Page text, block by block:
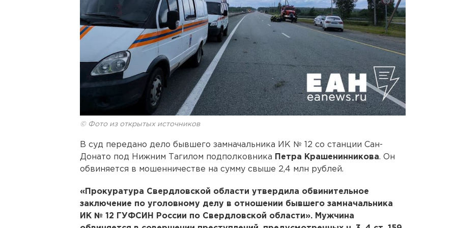
© Фото из открытых источников
В суд передано дело бывшего замначальника ИК № 12 со станции Сан-
Донато под Нижним Тагилом подполковника
Петра Крашенинникова. Он
обвиняется в мошенничестве на сумму свыше 2,4 млн рублей.
«Прокуратура Свердловской области утвердила обвинительное
заключение по уголовному делу в отношении бывшего замначальника
ИК № 12 ГУФСИН России по Свердловской области». Мужчина